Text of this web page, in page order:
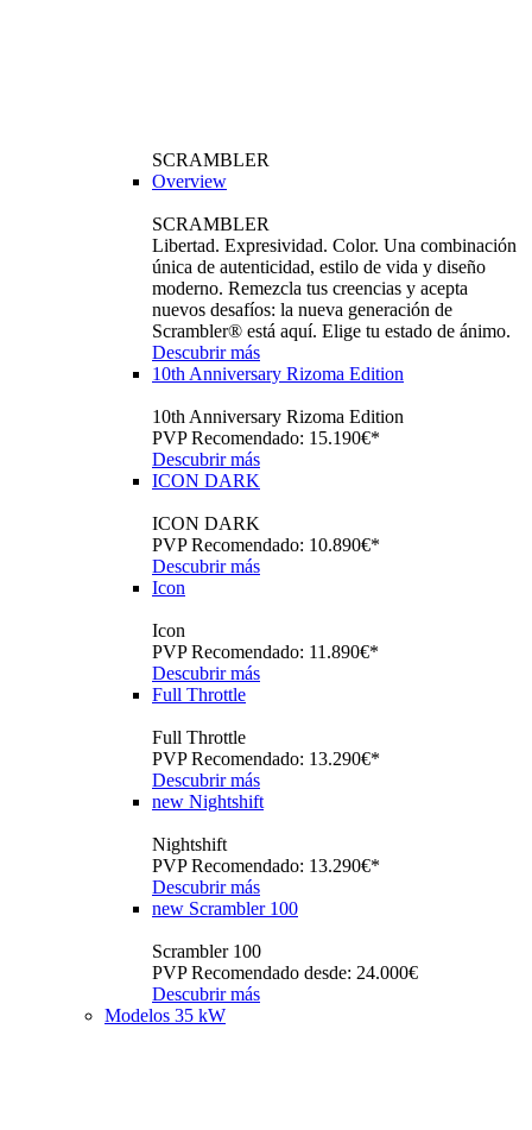
SCRAMBLER
Overview
SCRAMBLER
Libertad. Expresividad. Color. Una combinación
única de autenticidad, estilo de vida y diseño
moderno. Remezcla tus creencias y acepta
nuevos desafíos: la nueva generación de
Scrambler® está aquí. Elige tu estado de ánimo.
Descubrir más
10th Anniversary Rizoma Edition
10th Anniversary Rizoma Edition
PVP Recomendado: 15.190€*
Descubrir más
ICON DARK
ICON DARK
PVP Recomendado: 10.890€*
Descubrir más
Icon
Icon
PVP Recomendado: 11.890€*
Descubrir más
Full Throttle
Full Throttle
PVP Recomendado: 13.290€*
Descubrir más
new Nightshift
Nightshift
PVP Recomendado: 13.290€*
Descubrir más
new Scrambler 100
Scrambler 100
PVP Recomendado desde: 24.000€
Descubrir más
Modelos 35 kW